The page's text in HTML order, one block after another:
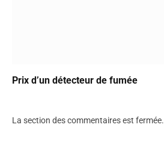
Prix d’un détecteur de fumée
La section des commentaires est fermée.